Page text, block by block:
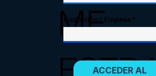
ME
Institución / Empesa
ACCEDER AL